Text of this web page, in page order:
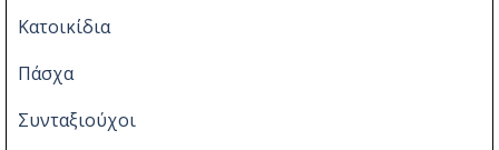
Κατοικίδια
Πάσχα
Συνταξιούχοι